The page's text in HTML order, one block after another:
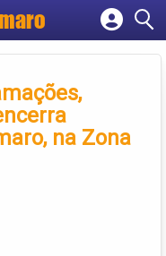
empresa
na Zona